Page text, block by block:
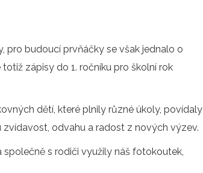
pro budoucí prvňáčky se však jednalo o
zápisy do 1. ročníku pro školní rok
dětí, které plnily různé úkoly, povídaly
odvahu a radost z nových výzev.
s rodiči využily náš fotokoutek,